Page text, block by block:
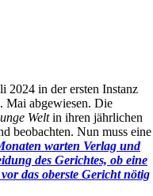
2024 in der ersten Instanz
Mai abgewiesen. Die
Weltin ihren jährlichen
beobachten. Nun muss eine
warten Verlag und
des Gerichtes, ob eine
das oberste Gericht nötig